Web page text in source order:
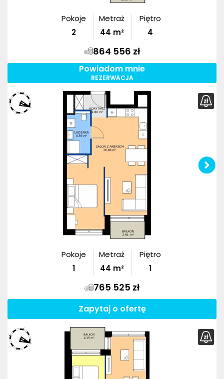
Pokoje
2
Metraż
44 m²
Piętro
4
864 556 zł
Powiadom mnie
REZERWACJA
Pokoje
1
Metraż
44 m²
Piętro
1
765 525 zł
Zapytaj o ofertę